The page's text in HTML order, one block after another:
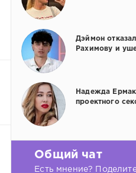
Дэймон
Рахимову и
Надежда
проектного
Общий чат
Есть мнение?